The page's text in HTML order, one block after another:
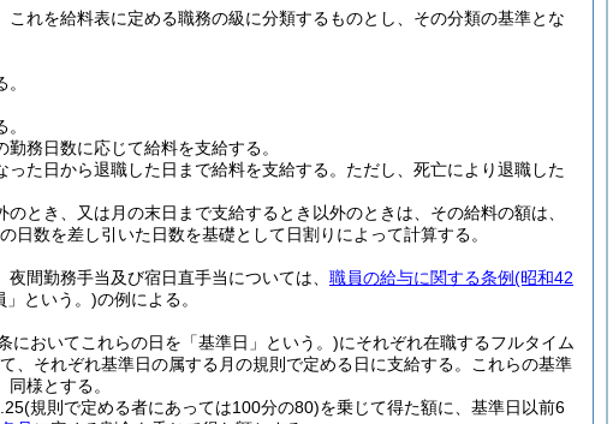
れを給料表に定める職務の級に分類するものとし、その分類の基準とな
務日数に応じて給料を支給する。
た日から退職した日まで給料を支給する。 ただし、死亡により退職した
とき、又は月の末日まで支給するとき以外のときは、その給料の額は、
数を差し引いた日数を基礎として日割りによって計算する。
間勤務手当及び宿日直手当については、 職員の給与に関する条例(昭和42
」という。)の例による。
においてこれらの日を「基準日」という。)にそれぞれ在職するフルタイム
、それぞれ基準日の属する月の規則で定める日に支給する。
これらの基準
様とする。
(規則で定める者にあっては100分の80)を乗じて得た額に、基準日以前6